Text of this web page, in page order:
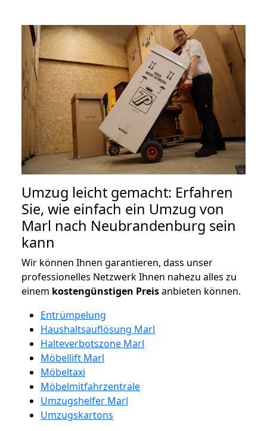
Umzug leicht gemacht: Erfahren
Sie, wie einfach ein Umzug von
Marl nach Neubrandenburg sein
kann
Wir können Ihnen garantieren, dass unser
professionelles Netzwerk Ihnen nahezu alles zu
einem kostengünstigen Preisanbieten können.
Entrümpelung
Haushaltsauflösung Marl
Halteverbotszone Marl
Möbellift Marl
Möbeltaxi
Möbelmitfahrzentrale
Umzugshelfer Marl
Umzugskartons